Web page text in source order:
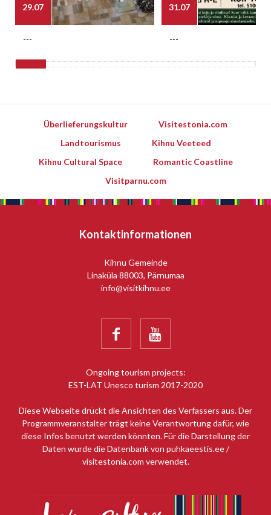
29.07
---
31.07
---
Überlieferungskultur
Visitestonia.com
Landtourismus
Kihnu Veeteed
Kihnu Cultural Space
Romantic Coastline
Visitparnu.com
Kontaktinformationen
Kihnu Gemeinde
Linaküla 88003, Pärnumaa
info@visitkihnu.ee
 
Ongoing tourism projects:
EST-LAT Unesco turism 2017-2020
Diese Webseite drückt die Ansichten des Verfassers aus. Der
Programmveranstalter trägt keine Verantwortung dafür, wie
diese Infos benutzt werden könnten. Für die Darstellung der
Daten wurde die Datenbank von puhkaeestis.ee /
visitestonia.com verwendet.